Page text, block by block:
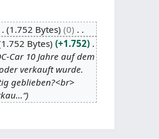
1.752 Bytes
0
1.752 Bytes
+1.752
Car 10 Jahre auf dem
verkauft wurde.
geblieben?<br>